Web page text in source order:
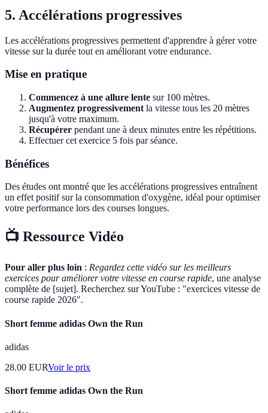
5. Accélérations progressives
Les accélérations progressives permettent d'apprendre à gérer votre
vitesse sur la durée tout en améliorant votre endurance.
Mise en pratique
Commencez à une allure lente sur 100 mètres.
Augmentez progressivement la vitesse tous les 20 mètres
jusqu'à votre maximum.
Récupérer pendant une à deux minutes entre les répétitions.
Effectuer cet exercice 5 fois par séance.
Bénéfices
Des études ont montré que les accélérations progressives entraînent
un effet positif sur la consommation d'oxygène, idéal pour optimiser
votre performance lors des courses longues.
📺 Ressource Vidéo
Pour aller plus loin : Regardez cette vidéo sur les meilleurs
exercices pour améliorer votre vitesse en course rapide, une analyse
complète de [sujet]. Recherchez sur YouTube : "exercices vitesse de
course rapide 2026".
Short femme adidas Own the Run
adidas
28.00 EURVoir le prix
Short femme adidas Own the Run